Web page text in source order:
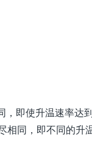
，即使升温速率达
同，即不同的升